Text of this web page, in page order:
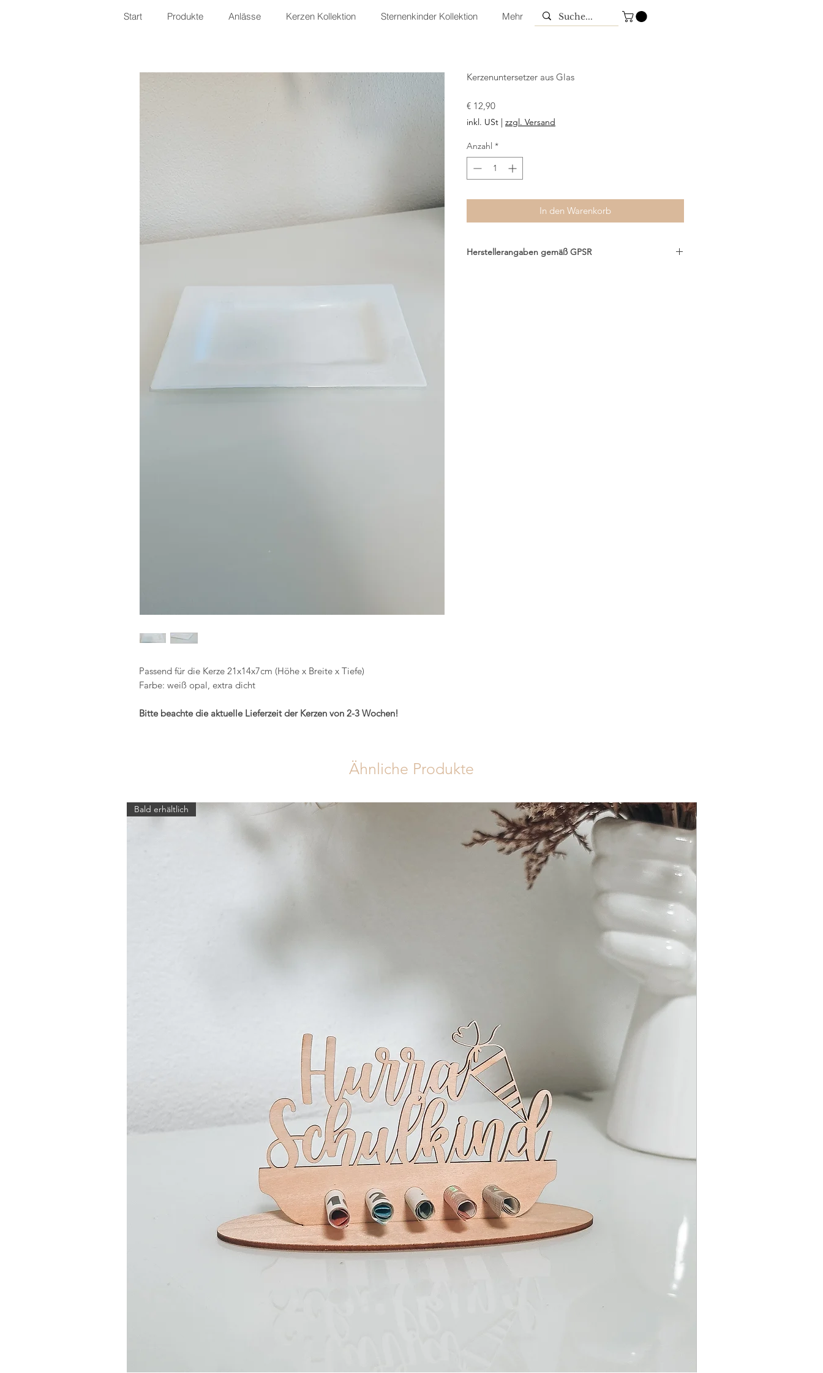
Start Produkte Anlässe Kerzen Kollektion Sternenkinder Kollektion Mehr
Passend für die Kerze 21x14x7cm (Höhe x Breite x Tiefe)
Farbe: weiß opal, extra dicht
Bitte beachte die aktuelle Lieferzeit der Kerzen von 2-3 Wochen!
Kerzenuntersetzer aus Glas
€ 12,90Preis
inkl. USt zzgl. Versand
Anzahl *
In den Warenkorb
Herstellerangaben gemäß GPSR
Ähnliche Produkte
Bald erhältlich